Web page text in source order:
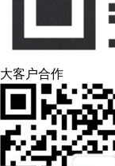
大客户合作